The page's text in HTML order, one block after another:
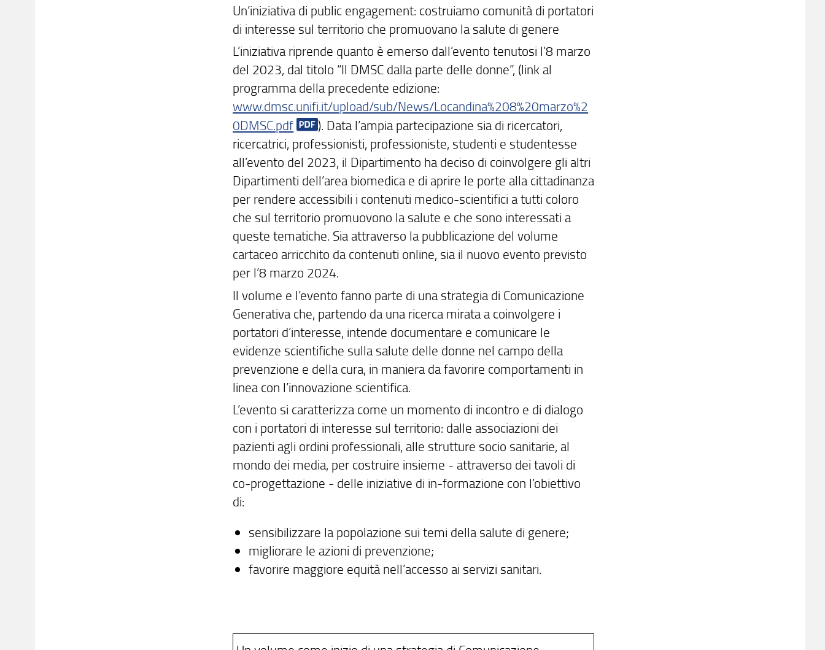
Un’iniziativa di public engagement: costruiamo comunità di portatori
di interesse sul territorio che promuovano la salute di genere
L’iniziativa riprende quanto è emerso dall’evento tenutosi l’8 marzo
del 2023, dal titolo “Il DMSC dalla parte delle donne”, (link al
programma della precedente edizione:
www.dmsc.unifi.it/upload/sub/News/Locandina%208%20marzo%2
0DMSC.pdf
). Data l’ampia partecipazione sia di ricercatori,
ricercatrici, professionisti, professioniste, studenti e studentesse
all’evento del 2023, il Dipartimento ha deciso di coinvolgere gli altri
Dipartimenti dell’area biomedica e di aprire le porte alla cittadinanza
per rendere accessibili i contenuti medico-scientifici a tutti coloro
che sul territorio promuovono la salute e che sono interessati a
queste tematiche. Sia attraverso la pubblicazione del volume
cartaceo arricchito da contenuti online, sia il nuovo evento previsto
per l’8 marzo 2024.
Il volume e l’evento fanno parte di una strategia di Comunicazione
Generativa che, partendo da una ricerca mirata a coinvolgere i
portatori d’interesse, intende documentare e comunicare le
evidenze scientifiche sulla salute delle donne nel campo della
prevenzione e della cura, in maniera da favorire comportamenti in
linea con l’innovazione scientifica.
L’evento si caratterizza come un momento di incontro e di dialogo
con i portatori di interesse sul territorio: dalle associazioni dei
pazienti agli ordini professionali, alle strutture socio sanitarie, al
mondo dei media, per costruire insieme - attraverso dei tavoli di
co-progettazione - delle iniziative di in-formazione con l’obiettivo
di:
sensibilizzare la popolazione sui temi della salute di genere;
migliorare le azioni di prevenzione;
favorire maggiore equità nell’accesso ai servizi sanitari.